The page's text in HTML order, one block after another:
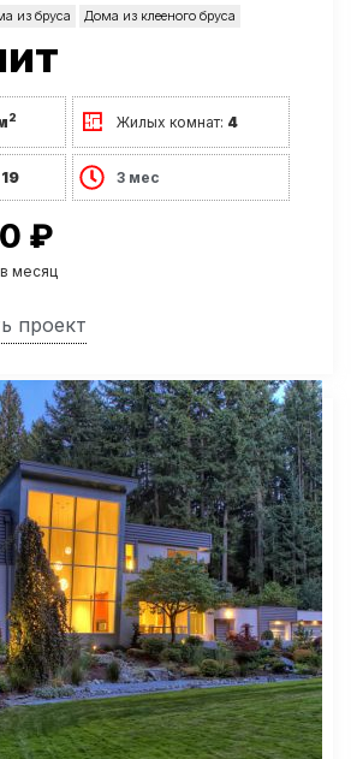
из бруса Дома из клееного бруса
2 Жилых комнат: 4
3 мес
₽
месяц
проект